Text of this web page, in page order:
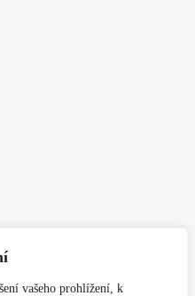
vašeho prohlížení, k